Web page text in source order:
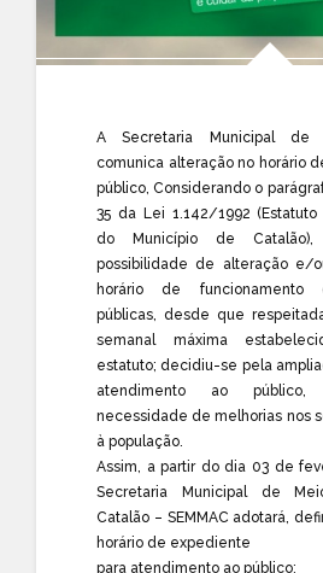
A Secretaria Municipal de
comunica alteração no horário
público, Considerando o
35 da Lei 1.142/1992 (Estatuto
do Município de
possibilidade de alteração e/
horário de funcionamento
públicas, desde que
semanal máxima
estatuto; decidiu-se pela
atendimento ao público,
necessidade de melhorias nos
à população.
Assim, a partir do dia 03 de
Secretaria Municipal de
Catalão – SEMMAC adotará,
horário de expediente
para atendimento ao público: